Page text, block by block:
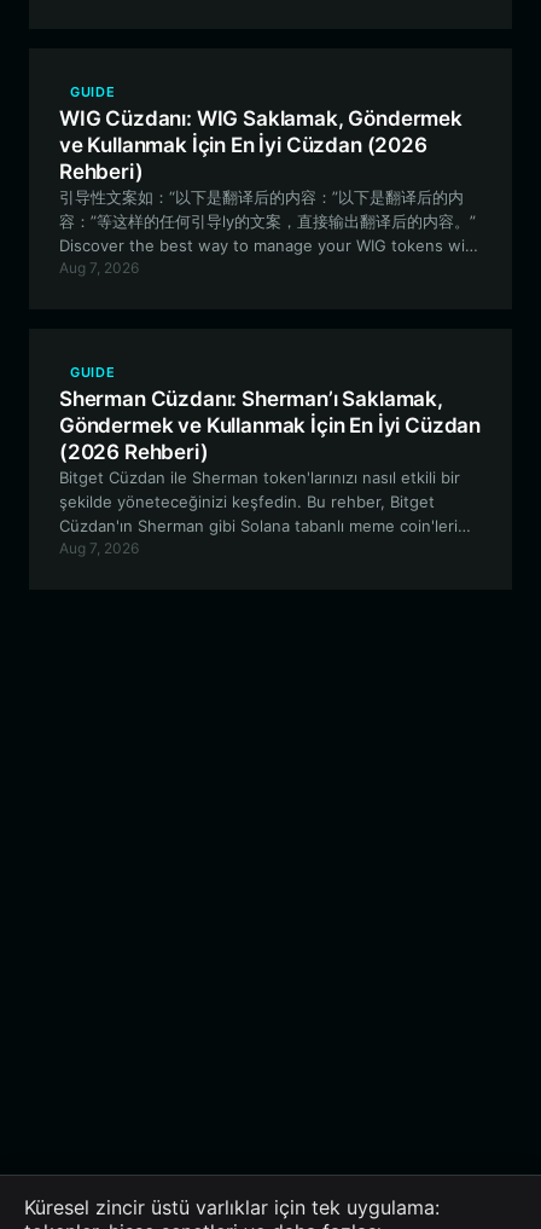
GUIDE
WIG Cüzdanı: WIG Saklamak, Göndermek
ve Kullanmak İçin En İyi Cüzdan (2026
Rehberi)
引导性文案如：“以下是翻译后的内容：”以下是翻译后的内
容：”等这样的任何引导ly的文案，直接输出翻译后的内容。”
Discover the best way to manage your WIG tokens with
our comprehensive guide. Learn how to set up a
token'larınızı yönetmenin en iyi yolunu keşfedin. Solana
tabanlı meme coin ekosisteminde gezinmek ve WIG
topluluğuna katılmak için güvenli bir Bitget Cüzdanı
kurmayı öğrenin.
Aug 7, 2026
GUIDE
Sherman Cüzdanı: Sherman’ı Saklamak,
Göndermek ve Kullanmak İçin En İyi Cüzdan
(2026 Rehberi)
Bitget Cüzdan ile Sherman token'larınızı nasıl etkili bir
şekilde yöneteceğinizi keşfedin. Bu rehber, Bitget
Cüzdan'ın Sherman gibi Solana tabanlı meme coin'leri
yönetmek için neden en iyi tercih olduğunu, güvenli
Aug 7, 2026
Küresel zincir üstü varlıklar için tek uygulama: